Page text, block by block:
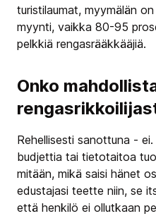
turistilaumat, myymälän
myynti, vaikka 80-95
pelkkiä rengasrääkkääjiä.
Onko
Rehellisesti sanottuna -
budjettia tai tietotaitoa
mitään, mikä saisi hänet
edustajasi teette niin, se
että henkilö ei ollutkaan